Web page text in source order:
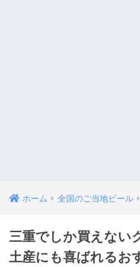
ホーム 全国のご当地ビール
三重でしか買えない
土産にも喜ばれるお